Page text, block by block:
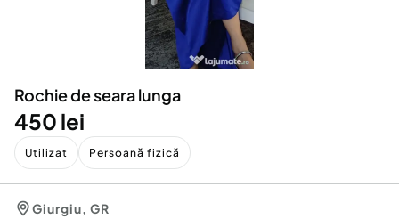
Animale de companie
Afaceri și echipamente profesionale
Inchiriere Bunuri si Vehicule
Utilaje agricole si industriale
Piese auto si accesorii
Rochie de seara lunga
450 lei
Utilizat Persoană fizică
Giurgiu, GR